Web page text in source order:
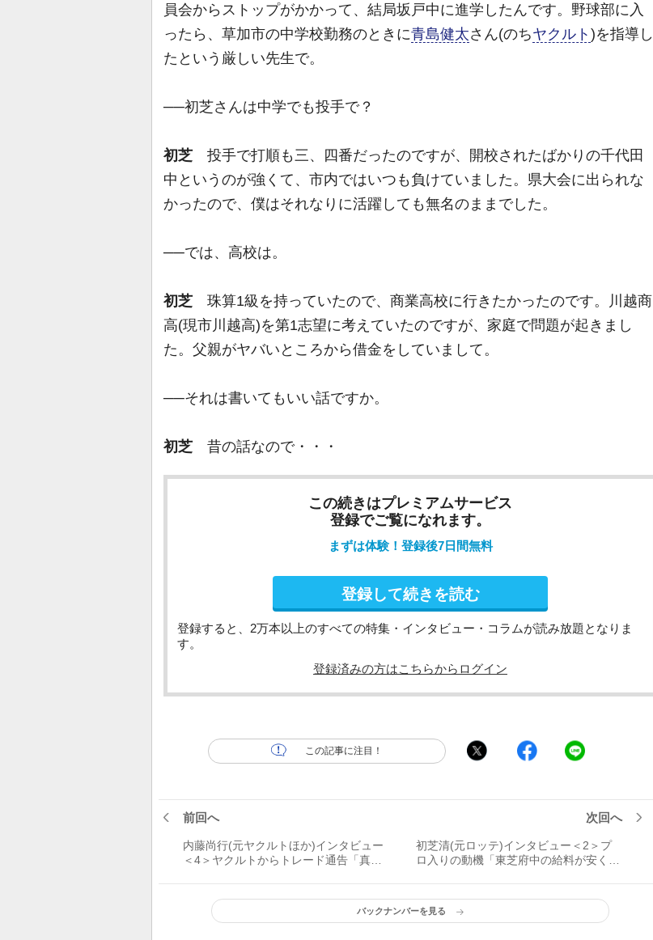
員会からストップがかかって、結局坂戸中に進学したんです。野球部に入
ったら、草加市の中学校勤務のときに青島健太さん(のちヤクルト )を指導し
たという厳しい先生で。
──初芝さんは中学でも投手で？
初芝 投手で打順も三、四番だったのですが、開校されたばかりの千代田
中というのが強くて、市内ではいつも負けていました。県大会に出られな
かったので、僕はそれなりに活躍しても無名のままでした。
──では、高校は。
初芝 珠算1級を持っていたので、商業高校に行きたかったのです。川越商
高(現市川越高)を第1志望に考えていたのですが、家庭で問題が起きまし
た。父親がヤバいところから借金をしていまして。
──それは書いてもいい話ですか。
初芝 昔の話なので・・・
この続きはプレミアムサービス
登録でご覧になれます。
まずは体験！登録後7日間無料
登録して続きを読む
登録すると、2万本以上のすべての特集・インタビュー・コラムが読み放題となりま
す。
登録済みの方はこちらからログイン
この記事に注目！
前回へ
内藤尚行(元ヤクルトほか)インタビュー
＜4＞ヤクルトからトレード通告「真っ
次回へ
初芝清(元ロッテ)インタビュー＜2＞プ
ロ入りの動機「東芝府中の給料が安く
バックナンバーを見る